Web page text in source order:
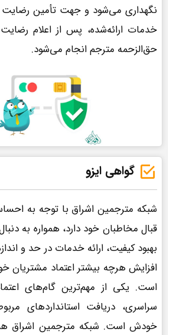
نگهداری می‌شود و جهت تأمین رضایت
خدمات ارائه‌شده، پس از اعلام
حق‌الزحمه مترجم انجام می‌شود.
گواهی ایزو
شبکه مترجمین اشراق با توجه به
قبال مخاطبان خود دارد، همواره به
بهبود کیفیت، ارائه خدمات در حد و
افزایش هرچه بیشتر اعتماد مشتریان
است. یکی از مهم‌ترین گام‌های
سراسری، دریافت استانداردهای
خودش است. شبکه مترجمین اشراق